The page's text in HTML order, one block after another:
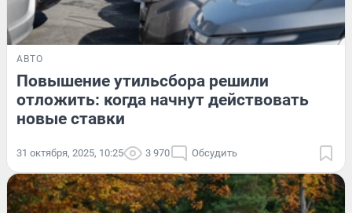
АВТО
Повышение утильсбора решили
отложить: когда начнут действовать
новые ставки
31 октября, 2025, 10:25 3 970 Обсудить